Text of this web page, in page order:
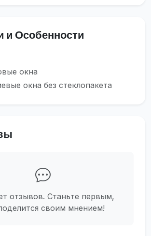
и Особенности
окна
окна без стеклопакета
отзывов. Станьте первым,
своим мнением!